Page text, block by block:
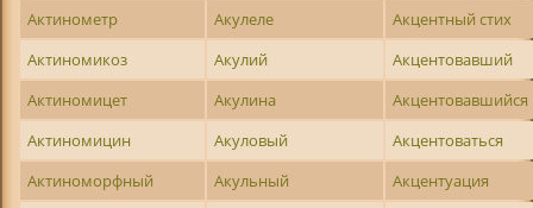
Актинометр
Акулеле
Акцентный стих
Актиномикоз
Акулий
Акцентовавший
Актиномицет
Акулина
Акцентовавшийся
Актиномицин
Акуловый
Акцентоваться
Актиноморфный
Акульный
Акцентуация